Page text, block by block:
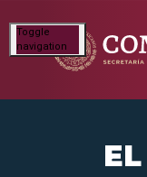
Toggle
navigation